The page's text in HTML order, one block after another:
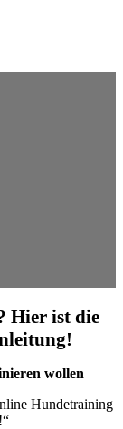
Hier ist die
wollen
Hundetraining